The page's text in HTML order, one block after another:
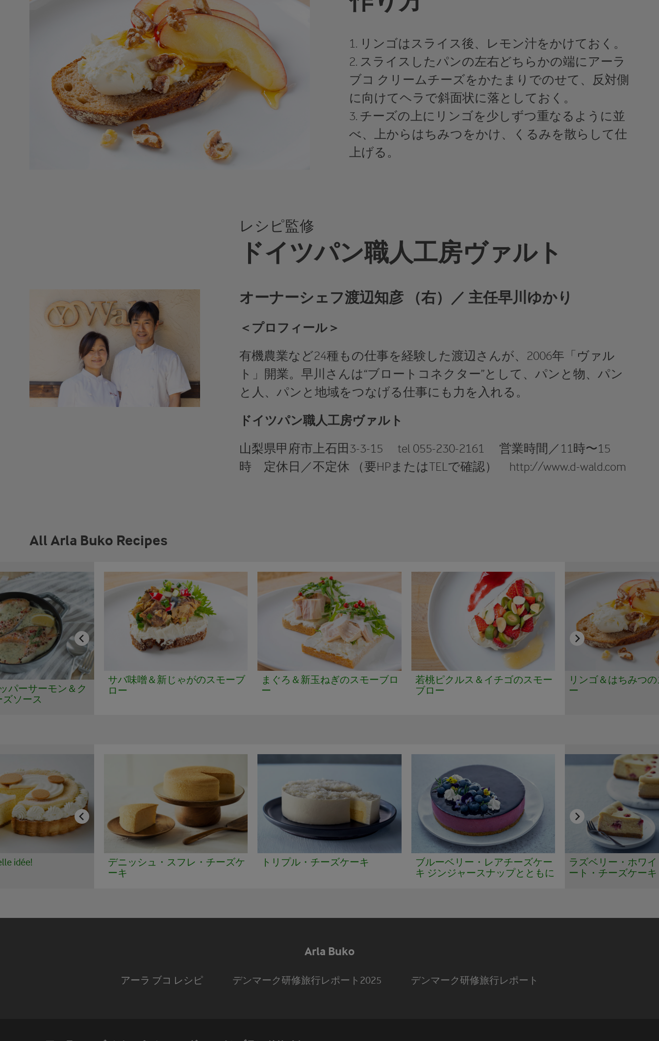
1. リンゴはスライス後、レモン汁をかけておく。
2. スライスしたパンの左右どちらかの端にアーラ
ブコ クリームチーズをかたまりでのせて、反対側
に向けてヘラで斜面状に落としておく。
3. チーズの上にリンゴを少しずつ重なるように並
べ、上からはちみつをかけ、くるみを散らして仕
上げる。
レシピ監修
ドイツパン職人工房ヴァルト
オーナーシェフ渡辺知彦 （右）／ 主任早川ゆかり
＜プロフィール＞
有機農業など24種もの仕事を経験した渡辺さんが、2006年「ヴァル
ト」開業。早川さんは“ブロートコネクター”として、パンと物、パン
と人、パンと地域をつなげる仕事にも力を入れる。
ドイツパン職人工房ヴァルト
山梨県甲府市上石田3-3-15 tel 055-230-2161 営業時間／11時〜15
時 定休日／不定休 （要HPまたはTELで確認） http://www.d-wald.com
All Arla Buko Recipes
パーサーモン＆ク
ソース
サバ味噌＆新じゃがのスモーブ
ロー
まぐろ＆新玉ねぎのスモーブロ
ー
若桃ピクルス＆イチゴのスモー
ブロー
リンゴ＆はちみつ
ー
idée!
デニッシュ・スフレ・チーズケ
ーキ
トリプル・チーズケーキ
ブルーベリー・レアチーズケー
キ ジンジャースナップとともに
ラズベリー・ホワ
ート・チーズケーキ
Arla Buko
アーラ ブコ レシピ デンマーク研修旅行レポート2025 デンマーク研修旅行レポート